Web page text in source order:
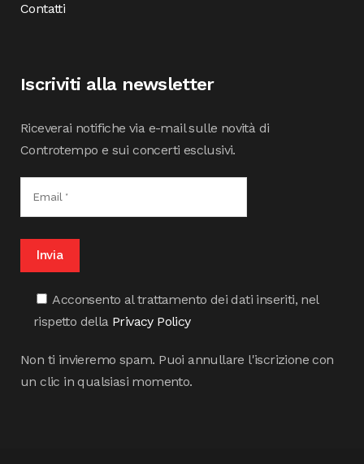
Contatti
Iscriviti alla newsletter
Riceverai notifiche via e-mail sulle novità di
Controtempo e sui concerti esclusivi.
Acconsento al trattamento dei dati inseriti, nel
rispetto della Privacy Policy
Non ti invieremo spam. Puoi annullare l'iscrizione con
un clic in qualsiasi momento.